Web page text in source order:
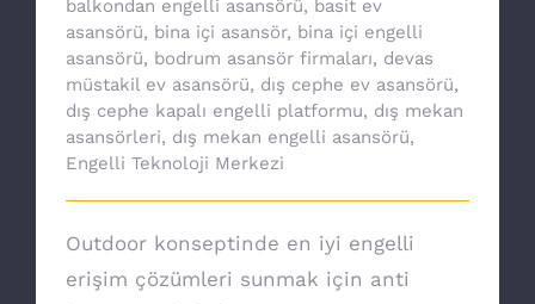
balkondan engelli asansörü, basit ev
asansörü, bina içi asansör, bina içi engelli
asansörü, bodrum asansör firmaları, devas
müstakil ev asansörü, dış cephe ev asansörü,
dış cephe kapalı engelli platformu, dış mekan
asansörleri, dış mekan engelli asansörü,
Engelli Teknoloji Merkezi
Outdoor konseptinde en iyi engelli
erişim çözümleri sunmak için anti